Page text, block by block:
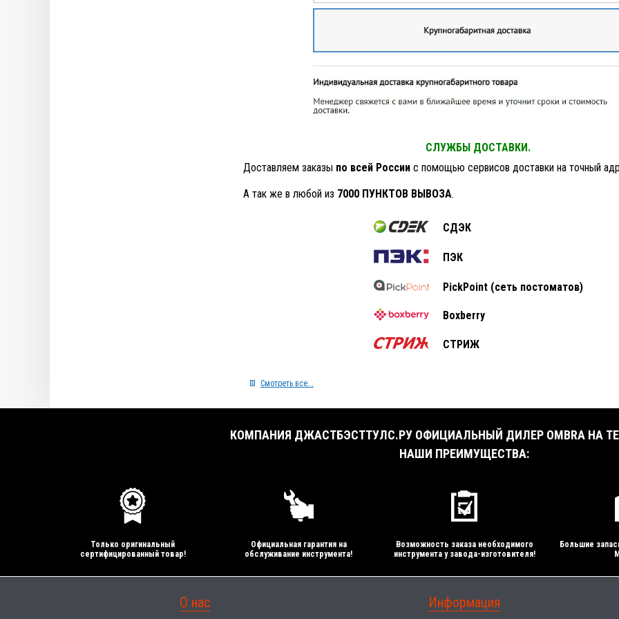
СЛУЖБЫ ДОСТАВКИ.
Доставляем заказы по всей России с помощью сервисов доставки на точный
А так же в любой из 7000 ПУНКТОВ ВЫВОЗА.
СДЭК
ПЭК
PickPoint (сеть постоматов)
Boxberry
СТРИЖ
Смотреть все...
КОМПАНИЯ ДЖАСТБЭСТТУЛС.РУ ОФИЦИАЛЬНЫЙ ДИЛЕР OMBRA НА
НАШИ ПРЕИМУЩЕСТВА:
Только оригинальный
сертифицированный товар!
Официальная гарантия на
обслуживание инструмента!
Возможность заказа необходимого
инструмента у завода-изготовителя!
Большие
О нас Информация